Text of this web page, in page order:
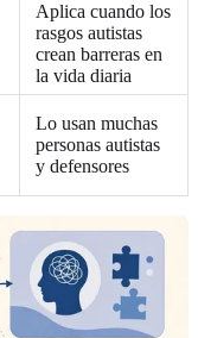
Aplica cuando los
rasgos autistas
crean barreras en
la vida diaria
Lo usan muchas
personas autistas
y defensores